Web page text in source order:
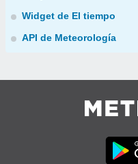
Widget de El tiempo
API de Meteorología